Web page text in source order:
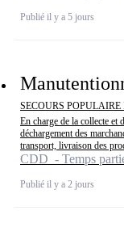
Publié il y a 5 jours
SECOURS
En charge de la collecte et
déchargement des
transport, livraison des
CDD - Temps
Publié il y a 2 jours